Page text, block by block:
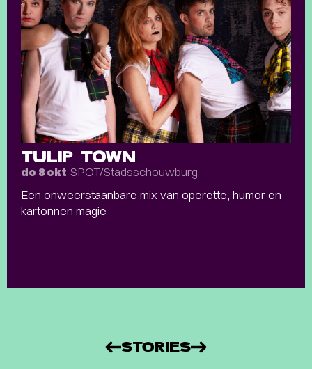
TULIP TOWN
do 8 okt SPOT/Stadsschouwburg
Een onweerstaanbare mix van operette, humor en
kartonnen magie
STORIES